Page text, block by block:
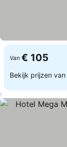
Van € 105
Bekijk prijzen van